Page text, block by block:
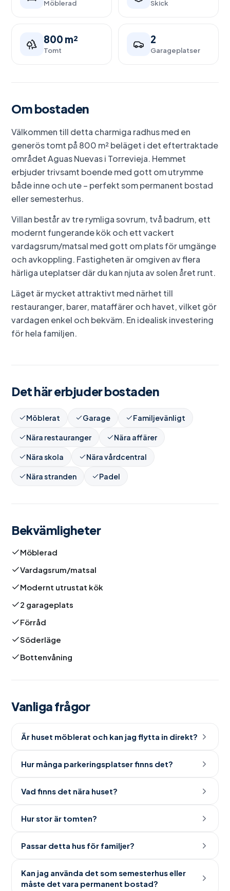
Möblerad Skick
800 m²
Tomt
2
Garageplatser
Om bostaden
Välkommen till detta charmiga radhus med en
generös tomt på 800 m² beläget i det eftertraktade
området Aguas Nuevas i Torrevieja. Hemmet
erbjuder trivsamt boende med gott om utrymme
både inne och ute – perfekt som permanent bostad
eller semesterhus.
Villan består av tre rymliga sovrum, två badrum, ett
modernt fungerande kök och ett vackert
vardagsrum/matsal med gott om plats för umgänge
och avkoppling. Fastigheten är omgiven av flera
härliga uteplatser där du kan njuta av solen året runt.
Läget är mycket attraktivt med närhet till
restauranger, barer, mataffärer och havet, vilket gör
vardagen enkel och bekväm. En idealisk investering
för hela familjen.
Det här erbjuder bostaden
Möblerat Garage Familjevänligt
Nära restauranger Nära affärer
Nära skola Nära vårdcentral
Nära stranden Padel
Bekvämligheter
Möblerad
Vardagsrum/matsal
Modernt utrustat kök
2 garageplats
Förråd
Söderläge
Bottenvåning
Vanliga frågor
Är huset möblerat och kan jag flytta in direkt?
Hur många parkeringsplatser finns det?
Vad finns det nära huset?
Hur stor är tomten?
Passar detta hus för familjer?
Kan jag använda det som semesterhus eller
måste det vara permanent bostad?